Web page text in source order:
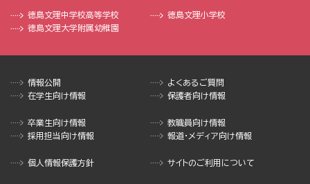
徳島文理中学校高等学校
徳島文理小学校
徳島文理大学附属幼稚園
情報公開
よくあるご質問
在学生向け情報
保護者向け情報
卒業生向け情報
教職員向け情報
採用担当向け情報
報道・メディア向け情報
個人情報保護方針 サイトのご利用について